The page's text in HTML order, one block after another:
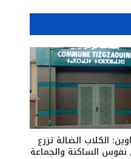
الكلاب الضالة تزرع
الساكنة والجماعة